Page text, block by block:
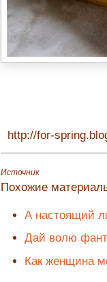
http://for-
Источник
Похожие
А настоящий
Дай волю
Как женщина